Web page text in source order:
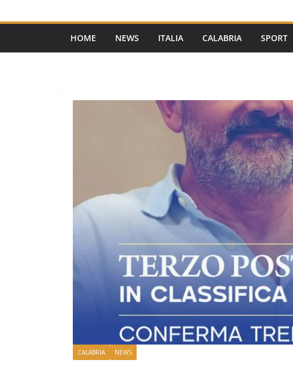
HOME NEWS ITALIA CALABRIA SPORT
CALABRIA NEWS